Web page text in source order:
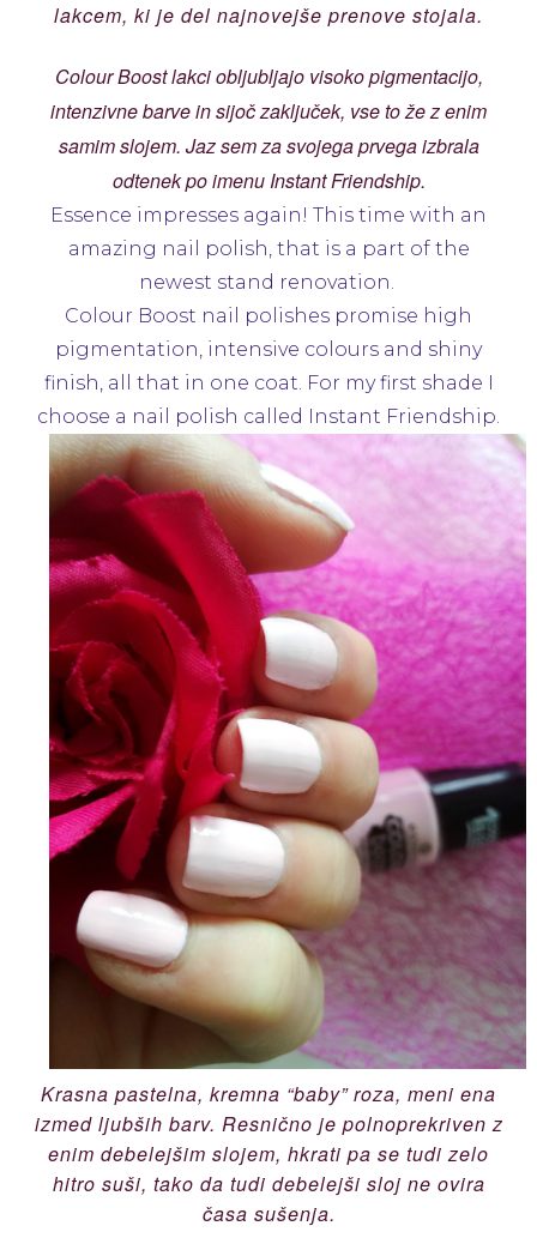
lakcem, ki je del najnovejše prenove stojala.
Colour Boost lakci obljubljajo visoko pigmentacijo,
intenzivne barve in sijoč zaključek, vse to že z enim
samim slojem. Jaz sem za svojega prvega izbrala
odtenek po imenu Instant Friendship.
Essence impresses again! This time with an
amazing nail polish, that is a part of the
newest stand renovation.
Colour Boost nail polishes promise high
pigmentation, intensive colours and shiny
finish, all that in one coat. For my first shade I
choose a nail polish called Instant Friendship.
Krasna pastelna, kremna “baby” roza, meni ena
izmed ljubših barv. Resnično je polnoprekriven z
enim debelejšim slojem, hkrati pa se tudi zelo
hitro suši, tako da tudi debelejši sloj ne ovira
časa sušenja.